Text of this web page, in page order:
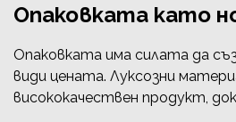
Опаковката като
Опаковката има силата да
види цената. Луксозни
висококачествен продукт,